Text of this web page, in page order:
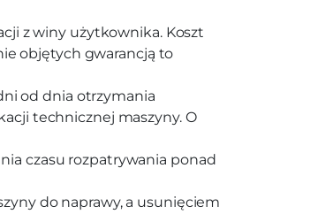
z winy użytkownika. Koszt
objętych gwarancją to
od dnia otrzymania
technicznej maszyny. O
czasu rozpatrywania ponad
do naprawy, a usunięciem